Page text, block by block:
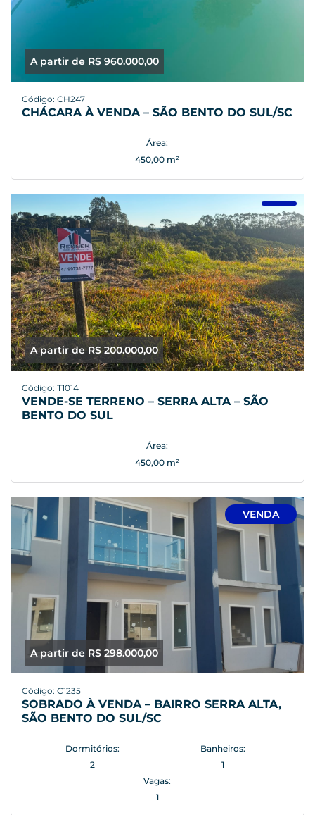
A partir de R$ 960.000,00
Código: CH247
CHÁCARA À VENDA – SÃO BENTO DO SUL/SC
Área:
450,00 m²
A partir de R$ 200.000,00
Código: T1014
VENDE-SE TERRENO – SERRA ALTA – SÃO
BENTO DO SUL
Área:
450,00 m²
A partir de R$ 298.000,00
VENDA
Código: C1235
SOBRADO À VENDA – BAIRRO SERRA ALTA,
SÃO BENTO DO SUL/SC
Dormitórios:
2
Banheiros:
1
Vagas:
1